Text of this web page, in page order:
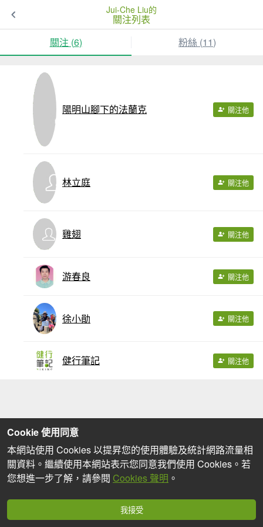
Jui-Che Liu的
關注列表
關注 (6) 粉絲 (11)
陽明山腳下的法蘭克 關注他
林立庭 關注他
雞翅 關注他
游春良 關注他
徐小勛 關注他
健行筆記 關注他
Cookie 使用同意
本網站使用 Cookies 以提昇您的使用體驗及統計網路流量相
關資料。繼續使用本網站表示您同意我們使用 Cookies。若
您想進一步了解，請參閱 Cookies 聲明 。
我接受